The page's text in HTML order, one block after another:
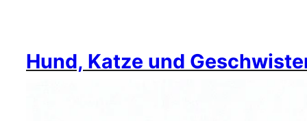
Hund, Katze und